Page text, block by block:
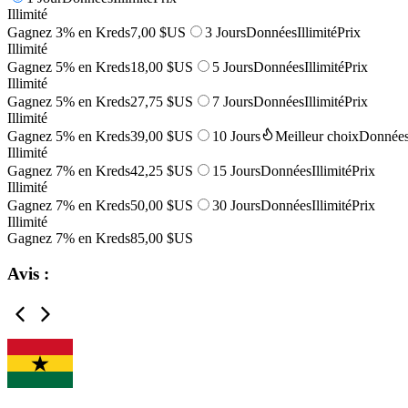
Illimité
Gagnez 3% en Kreds7,00 $US 3 JoursDonnéesIllimitéPrix
Illimité
Gagnez 5% en Kreds18,00 $US 5 JoursDonnéesIllimitéPrix
Illimité
Gagnez 5% en Kreds27,75 $US 7 JoursDonnéesIllimitéPrix
Illimité
Gagnez 5% en Kreds39,00 $US 10 Jours Meilleur choix
Illimité
Gagnez 7% en Kreds42,25 $US 15 JoursDonnéesIllimitéPrix
Illimité
Gagnez 7% en Kreds50,00 $US 30 JoursDonnéesIllimitéPrix
Illimité
Gagnez 7% en Kreds85,00 $US
Avis :